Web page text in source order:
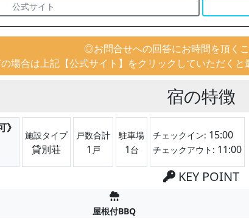
公式サイト
◎お問合せへの回答にお時間を頂くこ
場合は上記【公式サイト】をクリックしていただくと
宿の特徴
施設タイプ
貸別荘
戸数合計
1 戸
駐車場
1 台
チェックイン: 15:00
チェックアウト: 11:00
KEY POINT
屋根付BBQ